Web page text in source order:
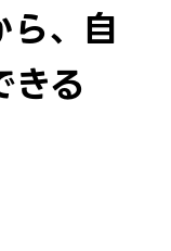
ら、自
きる